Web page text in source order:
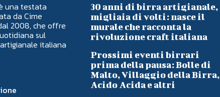
una testata
da Cime
2008, che offre
sul
italiana
30 anni di birra artigianale,
migliaia di volti: nasce il
murale che racconta la
rivoluzione craft italiana
Prossimi eventi birrari
prima della pausa: Bolle di
Malto, Villaggio della Birra,
Acido Acida e altri